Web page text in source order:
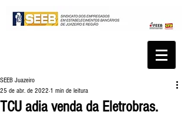
TCU adia venda da Eletrobras.
SEEB Juazeiro
25 de abr. de 2022 1 min de leitura